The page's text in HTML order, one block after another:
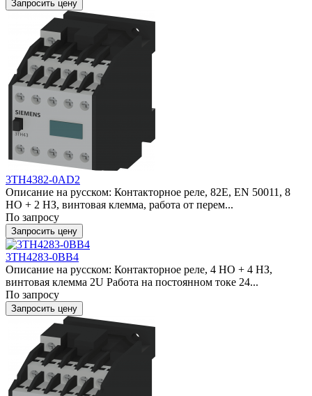
Запросить цену
3TH4382-0AD2
Описание на русском: Контакторное реле, 82E, EN 50011, 8
НО + 2 НЗ, винтовая клемма, работа от перем...
По запросу
Запросить цену
3TH4283-0BB4
Описание на русском: Контакторное реле, 4 НО + 4 НЗ,
винтовая клемма 2U Работа на постоянном токе 24...
По запросу
Запросить цену